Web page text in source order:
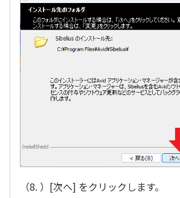
（8. ）[次へ] をクリックします。